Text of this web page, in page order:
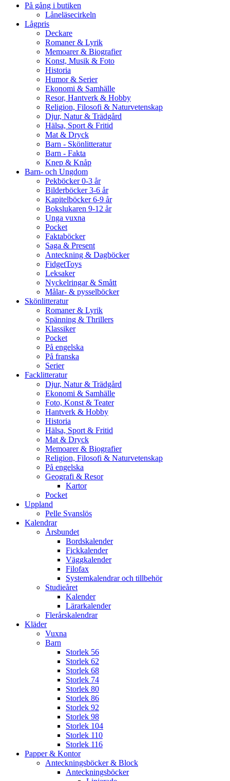
På gång i butiken
Låneläsecirkeln
Lågpris
Deckare
Romaner & Lyrik
Memoarer & Biografier
Konst, Musik & Foto
Historia
Humor & Serier
Ekonomi & Samhälle
Resor, Hantverk & Hobby
Religion, Filosofi & Naturvetenskap
Djur, Natur & Trädgård
Hälsa, Sport & Fritid
Mat & Dryck
Barn - Skönlitteratur
Barn - Fakta
Knep & Knåp
Barn- och Ungdom
Pekböcker 0-3 år
Bilderböcker 3-6 år
Kapitelböcker 6-9 år
Bokslukaren 9-12 år
Unga vuxna
Pocket
Faktaböcker
Saga & Present
Anteckning & Dagböcker
FidgetToys
Leksaker
Nyckelringar & Smått
Målar- & pysselböcker
Skönlitteratur
Romaner & Lyrik
Spänning & Thrillers
Klassiker
Pocket
På engelska
På franska
Serier
Facklitteratur
Djur, Natur & Trädgård
Ekonomi & Samhälle
Foto, Konst & Teater
Hantverk & Hobby
Historia
Hälsa, Sport & Fritid
Mat & Dryck
Memoarer & Biografier
Religion, Filosofi & Naturvetenskap
På engelska
Geografi & Resor
Kartor
Pocket
Uppland
Pelle Svanslös
Kalendrar
Årsbundet
Bordskalender
Fickkalender
Väggkalender
Filofax
Systemkalendrar och tillbehör
Studieåret
Kalender
Lärarkalender
Flerårskalendrar
Kläder
Vuxna
Barn
Storlek 56
Storlek 62
Storlek 68
Storlek 74
Storlek 80
Storlek 86
Storlek 92
Storlek 98
Storlek 104
Storlek 110
Storlek 116
Papper & Kontor
Anteckningsböcker & Block
Anteckningsböcker